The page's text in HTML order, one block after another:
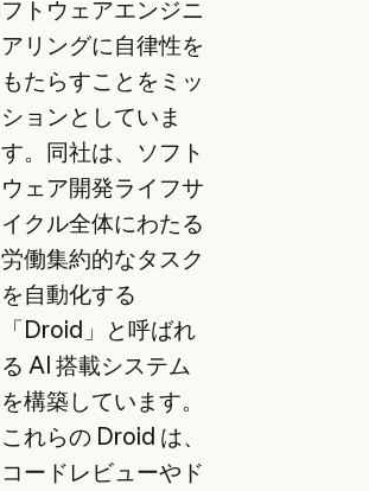
フトウェアエンジニ
アリングに自律性を
もたらすことをミッ
ションとしていま
す。同社は、ソフト
ウェア開発ライフサ
イクル全体にわたる
労働集約的なタスク
を自動化する
「Droid」と呼ばれ
る AI 搭載システム
を構築しています。
これらの Droid は、
コードレビューやド